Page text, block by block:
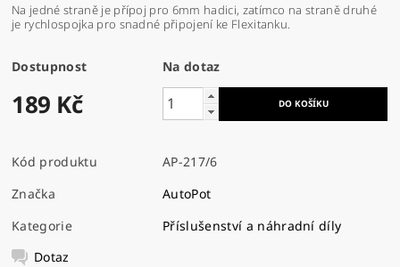
Na jedné straně je přípoj pro 6mm hadici, zatímco na straně druhé
je rychlospojka pro snadné připojení ke Flexitanku.
Dostupnost Na dotaz
189 Kč
Kód produktu
AP-217/6
Značka
AutoPot
Kategorie
Příslušenství a náhradní díly
Dotaz